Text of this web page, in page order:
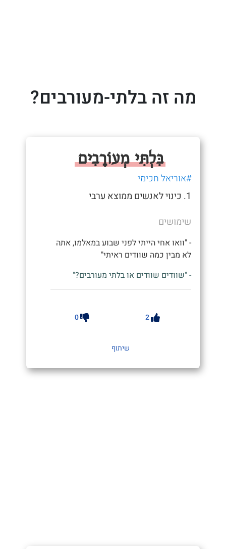
מה זה בלתי-מעורבים?
בִּלְתִּי מְעוֹרָבִים
#אוריאל חכימי
1. כינוי לאנשים ממוצא ערבי
שימושים
- "וואו אחי הייתי לפני שבוע במאלמו, אתה
לא מבין כמה שוודים ראיתי"
- "שוודים שוודים או בלתי מעורבים?"
2
0
שיתוף